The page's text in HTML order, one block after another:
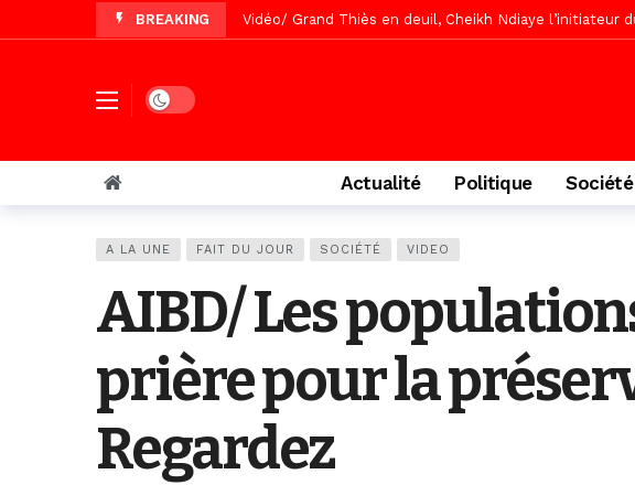
BREAKING Vidéo/Gamou Bakhdad chez Boroom Ndaam, sécurité,
Vidéo/Chérif Nehma Aïdara Diamaguène Nimzath
Tivaouane/L’hôpital Seydi El Hadji Malick Sy reçoit ses
Recomposition politique : l’alternative sénégalaise ne
Vidéo/ Gamou de Keur Mame El Hadji, l’appel du Khalif
Vidéo/ Magal 2026, le train a transporté 9.651
Dark mode
Actualité Politique Société
A LA UNE FAIT DU JOUR SOCIÉTÉ VIDEO
AIBD/ Les
prière pour la
Regardez